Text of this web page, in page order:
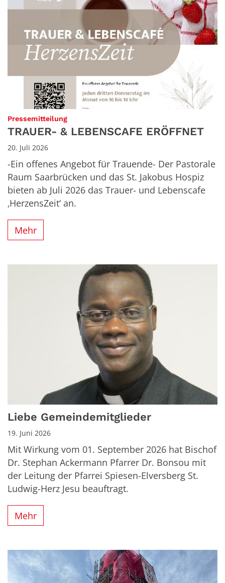
Pressemitteilung:
TRAUER- & LEBENSCAFE ERÖFFNET
20. Juli 2026
-Ein offenes Angebot für Trauende- Der Pastorale
Raum Saarbrücken und das St. Jakobus Hospiz
bieten ab Juli 2026 das Trauer- und Lebenscafe
‚HerzensZeit‘ an.
Mehr
Liebe Gemeindemitglieder
19. Juni 2026
Mit Wirkung vom 01. September 2026 hat Bischof
Dr. Stephan Ackermann Pfarrer Dr. Bonsou mit
der Leitung der Pfarrei Spiesen-Elversberg St.
Ludwig-Herz Jesu beauftragt.
Mehr